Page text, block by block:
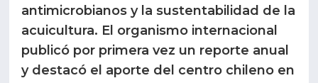
antimicrobianos y la sustentabilidad de la
acuicultura. El organismo internacional
publicó por primera vez un reporte anual
y destacó el aporte del centro chileno en